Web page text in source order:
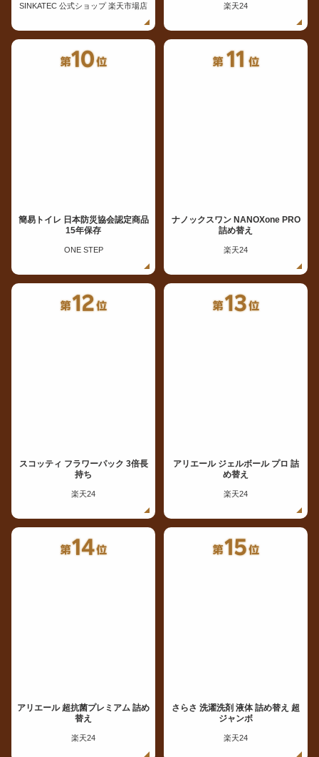
SINKATEC 公式ショップ 楽天市場店 楽天24
簡易トイレ 日本防災協会認定商品
15年保存
ONE STEP
ナノックスワン NANOXone PRO
詰め替え
楽天24
スコッティ フラワーパック 3倍長
持ち
楽天24
アリエール ジェルボール プロ 詰
め替え
楽天24
アリエール 超抗菌プレミアム 詰め
替え
楽天24
さらさ 洗濯洗剤 液体 詰め替え 超
ジャンボ
楽天24